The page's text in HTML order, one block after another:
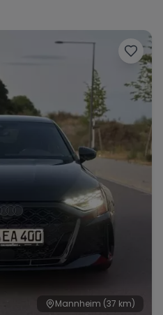
Jaguar
Dodge
Mannheim (37 km)